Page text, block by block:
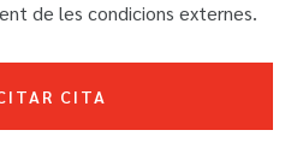
de les condicions externes.
CITA